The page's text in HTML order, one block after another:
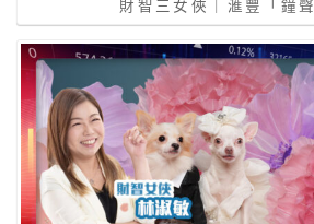
財智三女俠｜滙豐「鐘